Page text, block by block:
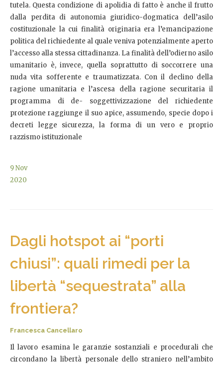
tutela. Questa condizione di apolidia di fatto è anche il frutto
dalla perdita di autonomia giuridico-dogmatica dell’asilo
costituzionale la cui finalità originaria era l’emancipazione
politica del richiedente al quale veniva potenzialmente aperto
l’accesso alla stessa cittadinanza. La finalità dell’odierno asilo
umanitario è, invece, quella soprattutto di soccorrere una
nuda vita sofferente e traumatizzata. Con il declino della
ragione umanitaria e l’ascesa della ragione securitaria il
programma di de- soggettivizzazione del richiedente
protezione raggiunge il suo apice, assumendo, specie dopo i
decreti legge sicurezza, la forma di un vero e proprio
razzismo istituzionale
9Nov
2020
Dagli hotspot ai “porti
chiusi”: quali rimedi per la
libertà “sequestrata” alla
frontiera?
Francesca Cancellaro
Il lavoro esamina le garanzie sostanziali e procedurali che
circondano la libertà personale dello straniero nell’ambito